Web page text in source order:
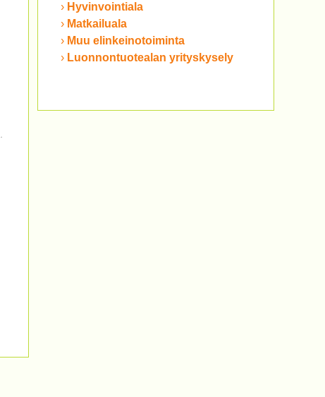
Hyvinvointiala
Matkailuala
Muu elinkeinotoiminta
Luonnontuotealan yrityskysely